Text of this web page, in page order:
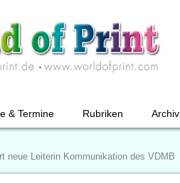
& Termine Rubriken Archiv
neue Leiterin Kommunikation des VDMB